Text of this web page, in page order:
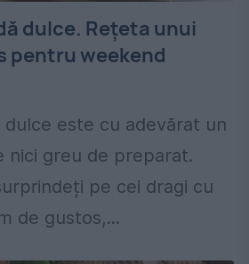
dulce. Rețeta unui
pentru weekend
dulce este cu adevărat un
nici greu de preparat.
pe cei dragi cu
de gustos,...